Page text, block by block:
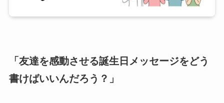
「友達を感動させる誕生日メッセージをどう
書けばいいんだろう？」